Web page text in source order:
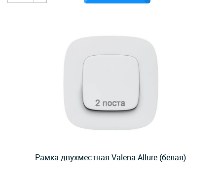
Рамка двухместная Valena Allure (белая)